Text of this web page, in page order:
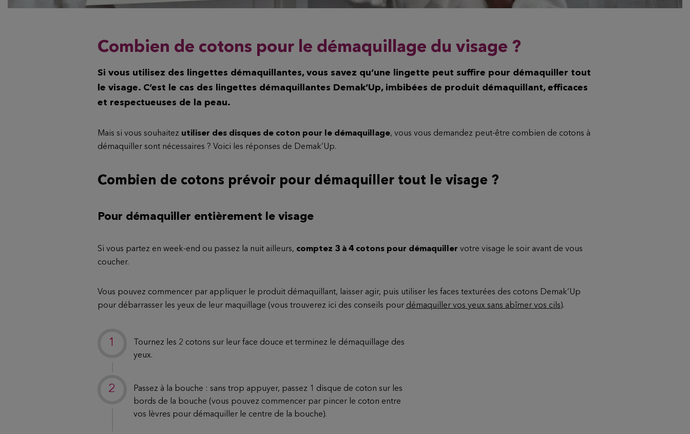
Combien de cotons pour le démaquillage du visage ?
Si vous utilisez des lingettes démaquillantes, vous savez qu’une lingette peut suffire pour démaquiller tout
le visage. C’est le cas des lingettes démaquillantes Demak’Up, imbibées de produit démaquillant, efficaces
et respectueuses de la peau.
Mais si vous souhaitez utiliser des disques de coton pour le démaquillage, vous vous demandez peut-être combien de cotons à
démaquiller sont nécessaires ? Voici les réponses de Demak’Up.
Combien de cotons prévoir pour démaquiller tout le visage ?
Pour démaquiller entièrement le visage
Si vous partez en week-end ou passez la nuit ailleurs, comptez 3 à 4 cotons pour démaquiller votre visage le soir avant de vous
coucher.
Vous pouvez commencer par appliquer le produit démaquillant, laisser agir, puis utiliser les faces texturées des cotons Demak’Up
pour débarrasser les yeux de leur maquillage (vous trouverez ici des conseils pour démaquiller vos yeux sans abîmer vos cils).
Tournez les 2 cotons sur leur face douce et terminez le démaquillage des
yeux.
Passez à la bouche : sans trop appuyer, passez 1 disque de coton sur les
bords de la bouche (vous pouvez commencer par pincer le coton entre
vos lèvres pour démaquiller le centre de la bouche).